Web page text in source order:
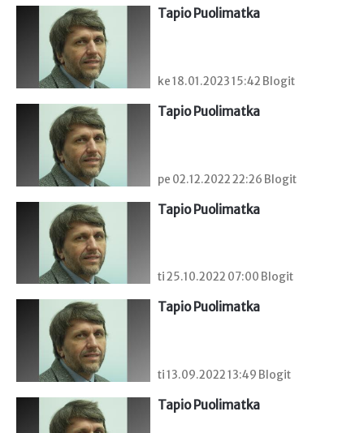
Tapio Puolimatka
ke 18.01.2023 15:42 Blogit
Tapio Puolimatka
pe 02.12.2022 22:26 Blogit
Tapio Puolimatka
ti 25.10.2022 07:00 Blogit
Tapio Puolimatka
ti 13.09.2022 13:49 Blogit
Tapio Puolimatka